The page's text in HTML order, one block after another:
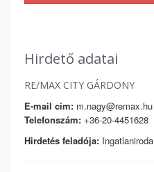
Hirdető adatai
RE/MAX CITY GÁRDONY
E-mail cím: m.nagy@remax.hu
Telefonszám: +36-20-4451628
Hirdetés feladója: Ingatlaniroda